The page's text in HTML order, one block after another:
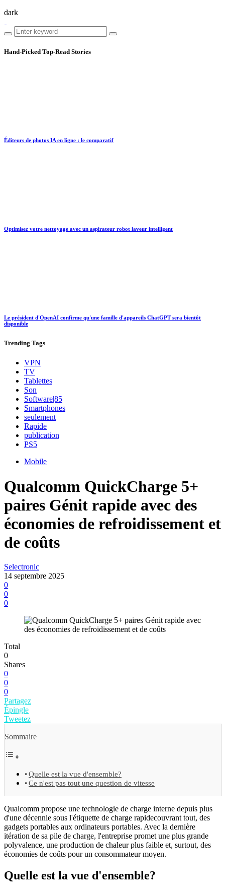
dark
Hand-Picked Top-Read Stories
Éditeurs de photos IA en ligne : le comparatif
Optimisez votre nettoyage avec un aspirateur robot laveur intelligent
Le président d'OpenAI confirme qu'une famille d'appareils ChatGPT sera bientôt
disponible
Trending Tags
VPN
TV
Tablettes
Son
Software|85
Smartphones
seulement
Rapide
publication
PS5
Mobile
Qualcomm QuickCharge 5+
paires Génit rapide avec des
économies de refroidissement et
de coûts
Selectronic
14 septembre 2025
0
0
0
Total
0
Shares
0
0
0
Partagez
Épingle
Tweetez
Sommaire
Quelle est la vue d'ensemble?
Ce n'est pas tout une question de vitesse
Qualcomm propose une technologie de charge interne depuis plus
d'une décennie sous l'étiquette de charge rapidecouvrant tout, des
gadgets portables aux ordinateurs portables. Avec la dernière
itération de sa pile de charge, l'entreprise promet une plus grande
polyvalence, une production de chaleur plus faible et, surtout, des
économies de coûts pour un consommateur moyen.
Quelle est la vue d'ensemble?